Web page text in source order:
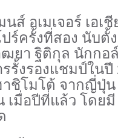
ส์ อเมเจอร์ เอ
ร์ครั้งที่สอง นับตั้
ยา ฐิติกุล นักกอ
รั้งรองแชมป์ในปี
ชิโมโต้ จากญี่ปุ่น
เมื่อปีที่แล้ว โดย